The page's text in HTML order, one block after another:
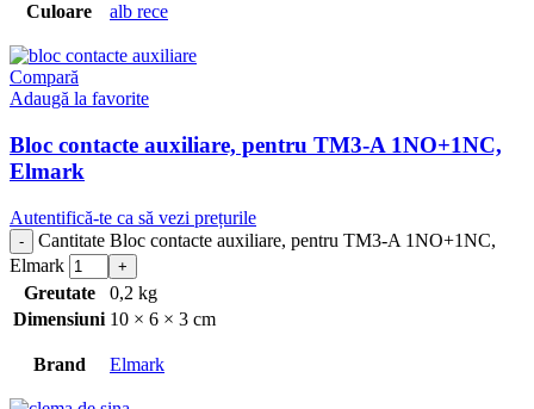
Culoare alb rece
Compară
Adaugă la favorite
Bloc contacte auxiliare, pentru TM3-A 1NO+1NC,
Elmark
Autentifică-te ca să vezi prețurile
Cantitate Bloc contacte auxiliare, pentru TM3-A 1NO+1NC,
Elmark
Greutate
0,2 kg
Dimensiuni 10 × 6 × 3 cm
Brand Elmark